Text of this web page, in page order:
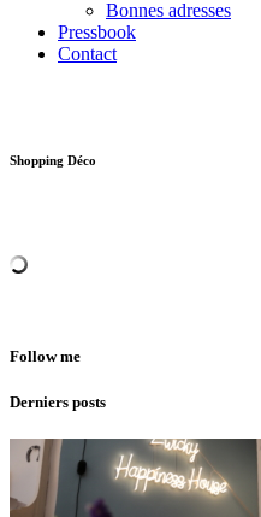
Bonnes adresses
Pressbook
Contact
Shopping Déco
Follow me
Derniers posts